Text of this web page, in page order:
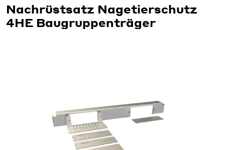
Nachrüstsatz Nagetierschutz
4HE Baugruppenträger